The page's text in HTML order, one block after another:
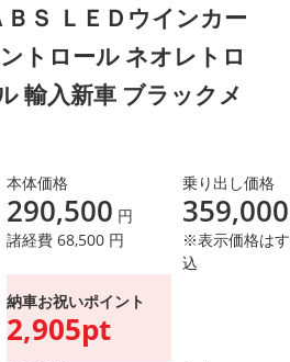
ＢＳ ＬＥＤウインカー
トロール ネオレトロ
輸入新車 ブラックメ
本体価格
290,500 円
乗り出し価格
359,000
諸経費 68,500 円
※表示価格は
込
納車お祝いポイント
2,905pt